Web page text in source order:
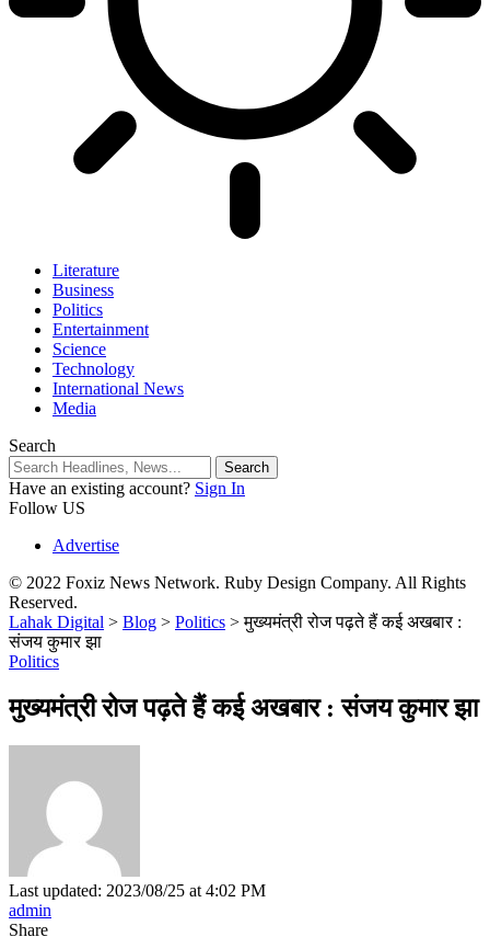
Literature
Business
Politics
Entertainment
Science
Technology
International News
Media
Search
Have an existing account? Sign In
Follow US
Advertise
© 2022 Foxiz News Network. Ruby Design Company. All Rights
Reserved.
Lahak Digital > Blog > Politics >मुख्यमंत्री रोज पढ़ते हैं कई अखबार :
संजय कुमार झा
Politics
मुख्यमंत्री रोज पढ़ते हैं कई अखबार : संजय कुमार झा
Last updated: 2023/08/25 at 4:02 PM
admin
Share